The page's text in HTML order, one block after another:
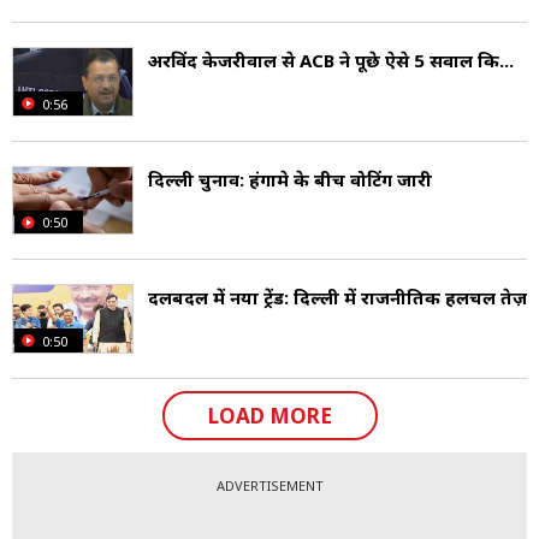
0:56
अरविंद केजरीवाल से ACB ने पूछे ऐसे 5 सवाल कि...
0:50
दिल्ली चुनाव: हंगामे के बीच वोटिंग जारी
0:50
दलबदल में नया ट्रेंड: दिल्ली में राजनीतिक हलचल तेज़
LOAD MORE
ADVERTISEMENT